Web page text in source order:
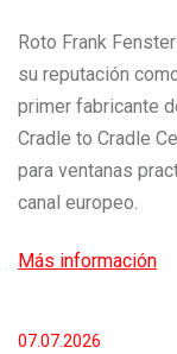
Roto Frank
su reputación
primer fabricante
Cradle to Cradle
para ventanas
canal europeo.
Más información
07.07.2026